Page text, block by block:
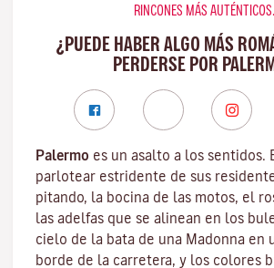
RINCONES MÁS AUTÉNTICOS.
¿PUEDE HABER ALGO MÁS
PERDERSE POR
Palermo es un asalto a los sentidos.
parlotear estridente de sus
pitando, la bocina de las motos, el
las adelfas que se alinean en los
cielo de la bata de una Madonna en
borde de la carretera, y los colores